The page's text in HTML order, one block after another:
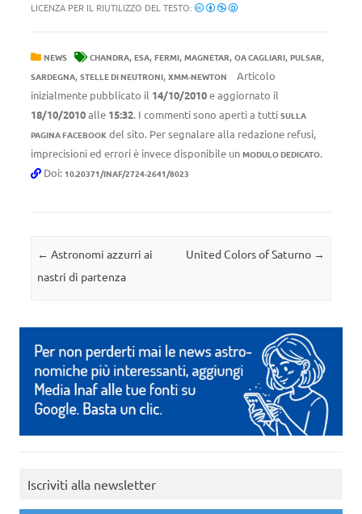
LICENZA PER IL RIUTILIZZO DEL TESTO:
NEWS CHANDRA, ESA, FERMI, MAGNETAR, OA CAGLIARI, PULSAR,
SARDEGNA, STELLE DI NEUTRONI, XMM-NEWTON
Articolo
inizialmente pubblicato il 14/10/2010e aggiornato il
18/10/2010alle 15:32. I commenti sono aperti a tutti SULLA
PAGINA FACEBOOK del sito. Per segnalare alla redazione refusi,
imprecisioni ed errori è invece disponibile un MODULO DEDICATO.
Doi: 10.20371/INAF/2724-2641/8023
Navigazione articolo
← Astronomi azzurri ai
nastri di partenza
United Colors of Saturno →
Iscriviti alla newsletter